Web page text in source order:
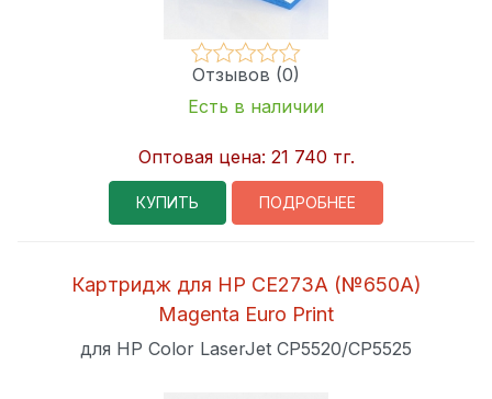
Отзывов (0)
Есть в наличии
Оптовая цена: 21 740 тг.
КУПИТЬ ПОДРОБНЕЕ
Картридж для HP CE273A (№650A)
Magenta Euro Print
для HP Color LaserJet CP5520/CP5525